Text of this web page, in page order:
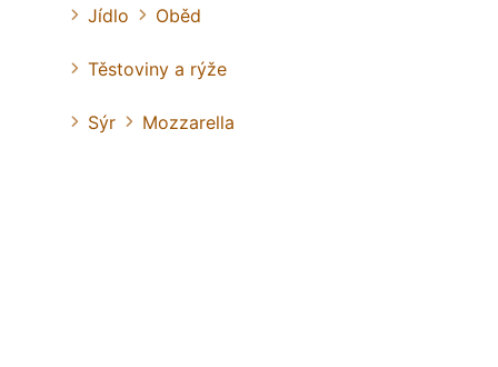
Jídlo
Oběd
Těstoviny a rýže
Sýr Mozzarella